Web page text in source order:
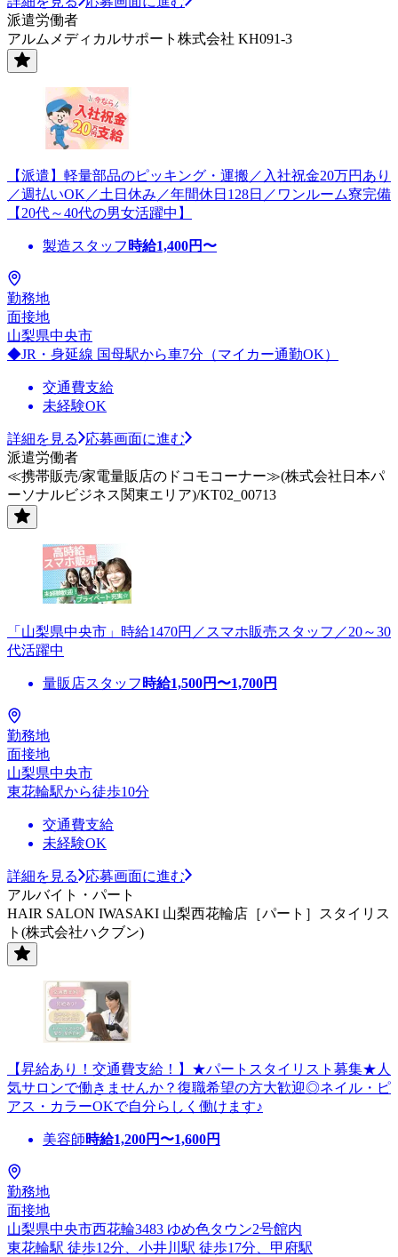
派遣労働者
アルムメディカルサポート株式会社 KH091-3
【派遣】軽量部品のピッキング・運搬／入社祝金20万円あり
／週払いOK／土日休み／年間休日128日／ワンルーム寮完備
【20代～40代の男女活躍中】
製造スタッフ 時給1,400円〜
勤務地
面接地
山梨県中央市
◆JR・身延線 国母駅から車7分（マイカー通勤OK）
交通費支給
未経験OK
詳細を見る
応募画面に進む
派遣労働者
≪携帯販売/家電量販店のドコモコーナー≫(株式会社日本パ
ーソナルビジネス関東エリア)/KT02_00713
「山梨県中央市」時給1470円／スマホ販売スタッフ／20～30
代活躍中
量販店スタッフ 時給1,500円〜1,700円
勤務地
面接地
山梨県中央市
東花輪駅から徒歩10分
交通費支給
未経験OK
詳細を見る
応募画面に進む
アルバイト・パート
HAIR SALON IWASAKI 山梨西花輪店［パート］スタイリス
ト(株式会社ハクブン)
【昇給あり！交通費支給！】★パートスタイリスト募集★人
気サロンで働きませんか？復職希望の方大歓迎◎ネイル・ピ
アス・カラーOKで自分らしく働けます♪
美容師時給1,200円〜1,600円
勤務地
面接地
山梨県中央市西花輪3483 ゆめ色タウン2号館内
東花輪駅 徒歩12分、小井川駅 徒歩17分、甲府駅